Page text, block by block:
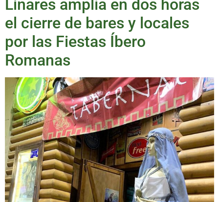
Linares amplía en dos horas
el cierre de bares y locales
por las Fiestas Íbero
Romanas